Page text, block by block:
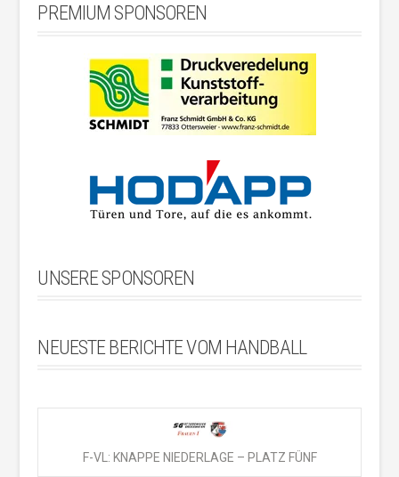
PREMIUM SPONSOREN
UNSERE SPONSOREN
NEUESTE BERICHTE VOM HANDBALL
F-VL: KNAPPE NIEDERLAGE – PLATZ FÜNF